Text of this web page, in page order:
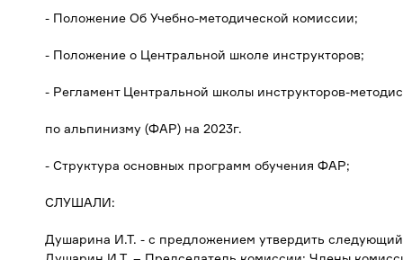
- Положение Об Учебно-методической комиссии;
- Положение о Центральной школе инструкторов;
- Регламент Центральной школы инструкторов-
по альпинизму (ФАР) на 2023г.
- Структура основных программ обучения ФАР;
СЛУШАЛИ:
Душарина И.Т. - с предложением утвердить